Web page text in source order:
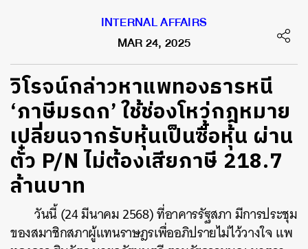
INTERNAL AFFAIRS
MAR 24, 2025
วิโรจน์กล่าวหาแพทองธารหนี
‘ภาษีมรดก’ ใช้ช่องโหว่กฎหมาย
เปลี่ยนจากรับหุ้นเป็นซื้อหุ้น ผ่าน
ตั๋ว P/N ไม่ต้องเสียภาษี 218.7
ล้านบาท
วันนี้ (24 มีนาคม 2568) ที่อาคารรัฐสภา มีการประชุม
ของสมาชิกสภาผู้แทนราษฎรเพื่ออภิปรายไม่ไว้วางใจ แพ